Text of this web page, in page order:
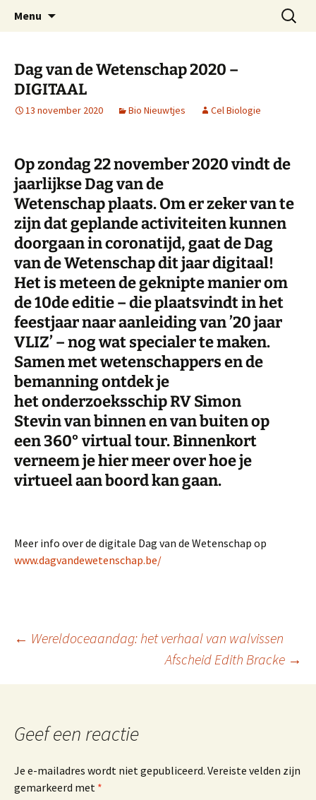
OVOS
Oost-Vlaamse Vereniging voor
Onderwateronderzoek en -Sport
Menu
Zoeken
naar:
Dag van de Wetenschap 2020 –
DIGITAAL
13 november 2020 Bio Nieuwtjes Cel Biologie
Op zondag22 november 2020vindt de
jaarlijkseDag van de
Wetenschapplaats. Om er zeker van te
zijn dat geplande activiteiten kunnen
doorgaan in coronatijd, gaat de Dag
van de Wetenschap dit jaardigitaal!
Het is meteen de geknipte manier om
de 10de editie – die plaatsvindt in het
feestjaar naar aanleiding van ’20 jaar
VLIZ’ – nog wat specialer te maken.
Samen met wetenschappers en de
bemanning ontdek je
hetonderzoeksschip RV Simon
Stevinvan binnen en van buiten op
een360° virtual tour. Binnenkort
verneem je hier meer over hoe je
virtueel aan boord kan gaan.
Meer info over de digitale Dag van de Wetenschap op
www.dagvandewetenschap.be/
Berichtnavigatie
← Wereldoceaandag: het verhaal van walvissen
Afscheid Edith Bracke →
Geef een reactie
Je e-mailadres wordt niet gepubliceerd. Vereiste velden zijn
gemarkeerd met *